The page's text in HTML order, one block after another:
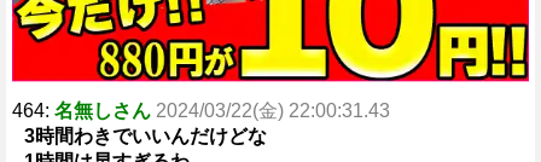
464: 名無しさん 2024/03/22(金) 22:00:31.43
3時間わきでいいんだけどな